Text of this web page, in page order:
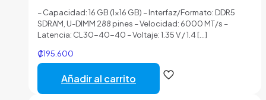
– Capacidad: 16 GB (1×16 GB) – Interfaz/Formato: DDR5
SDRAM, U-DIMM 288 pines – Velocidad: 6000 MT/s –
Latencia: CL30-40-40 – Voltaje: 1.35 V / 1.4 […]
₡195.600
Añadir al carrito